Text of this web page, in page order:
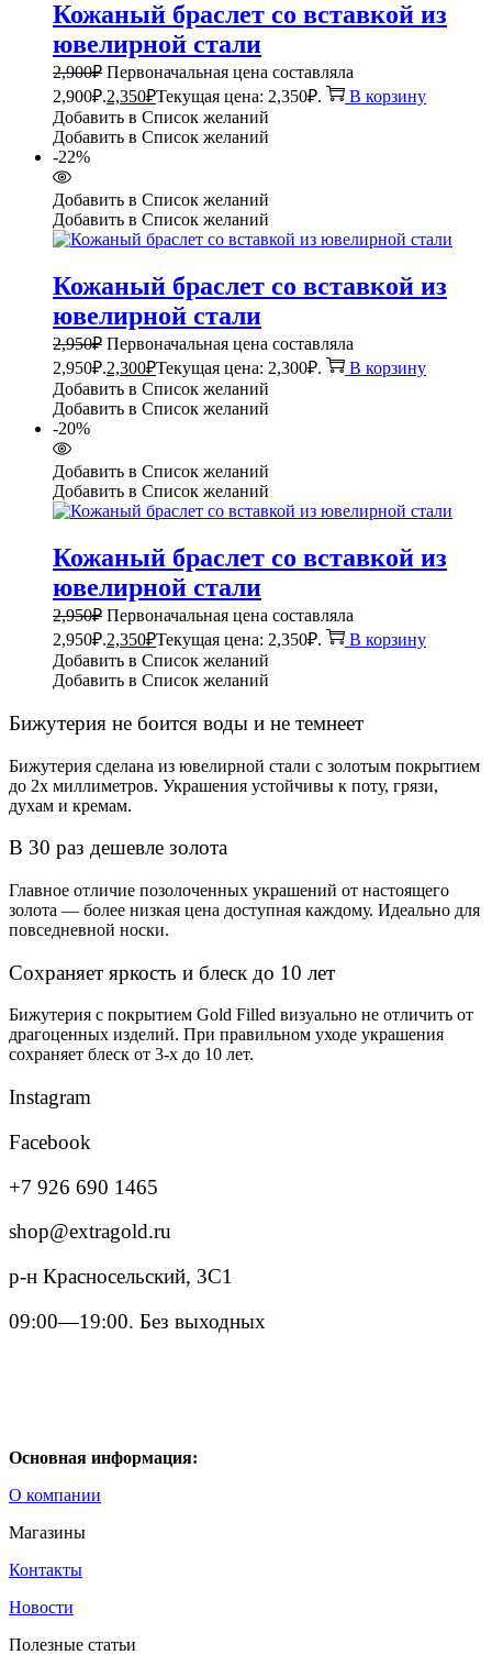
Кожаный браслет со вставкой из
ювелирной стали
2,900₽ Первоначальная цена составляла
2,900₽.2,350₽Текущая цена: 2,350₽.
В корзину
Добавить в Список желаний
Добавить в Список желаний
-22%
Добавить в Список желаний
Добавить в Список желаний
Кожаный браслет со вставкой из
ювелирной стали
2,950₽ Первоначальная цена составляла
2,950₽.2,300₽Текущая цена: 2,300₽.
В корзину
Добавить в Список желаний
Добавить в Список желаний
-20%
Добавить в Список желаний
Добавить в Список желаний
Кожаный браслет со вставкой из
ювелирной стали
2,950₽ Первоначальная цена составляла
2,950₽.2,350₽Текущая цена: 2,350₽.
В корзину
Добавить в Список желаний
Добавить в Список желаний
Бижутерия не боится воды и не темнеет
Бижутерия сделана из ювелирной стали с золотым покрытием
до 2х миллиметров. Украшения устойчивы к поту, грязи,
духам и кремам.
В 30 раз дешевле золота
Главное отличие позолоченных украшений от настоящего
золота — более низкая цена доступная каждому. Идеально для
повседневной носки.
Сохраняет яркость и блеск до 10 лет
Бижутерия с покрытием Gold Filled визуально не отличить от
драгоценных изделий. При правильном уходе украшения
сохраняет блеск от 3-х до 10 лет.
Instagram
Facebook
+7 926 690 1465
shop@extragold.ru
р-н Красносельский, 3С1
09:00—19:00. Без выходных
Основная информация:
О компании
Магазины
Контакты
Новости
Полезные статьи